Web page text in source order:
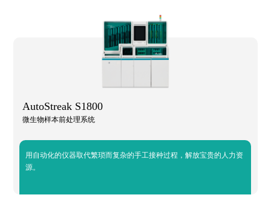
AutoStreak S1800
微生物样本前处理系统
用自动化的仪器取代繁琐而复杂的手工接种过程，解放宝贵的人力资
源。